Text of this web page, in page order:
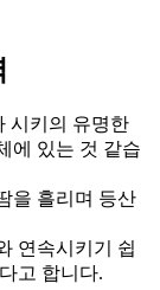
시키의 유명한
에 있는 것 같습
을 흘리며 등산
연속시키기 쉽
고 합니다.